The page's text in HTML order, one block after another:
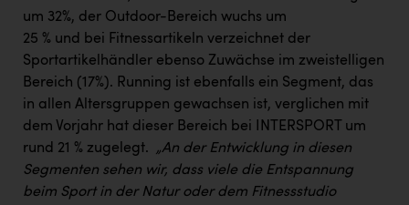
um 32%, der Outdoor-Bereich wuchs um
25 % und bei Fitnessartikeln verzeichnet der
Sportartikelhändler ebenso Zuwächse im zweistelligen
Bereich (17%). Running ist ebenfalls ein Segment, das
in allen Altersgruppen gewachsen ist, verglichen mit
dem Vorjahr hat dieser Bereich bei INTERSPORT um
rund 21 % zugelegt. „An der Entwicklung in diesen
Segmenten sehen wir, dass viele die Entspannung
beim Sport in der Natur oder dem Fitnessstudio